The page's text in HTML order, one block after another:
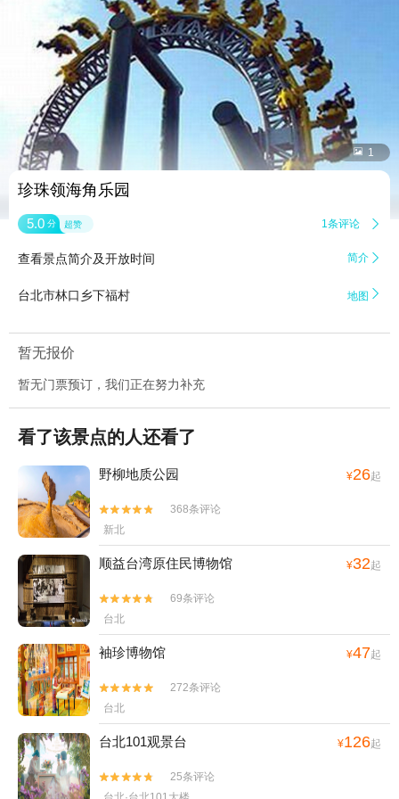
 1
珍珠领海角乐园
5.0 分 超赞 1条评论 
查看景点简介及开放时间 简介 
台北市林口乡下福村 地图 
暂无报价
暂无门票预订，我们正在努力补充
看了该景点的人还看了
野柳地质公园 ¥26起


368条评论
新北
顺益台湾原住民博物馆 ¥32起


69条评论
台北
袖珍博物馆 ¥47起


272条评论
台北
台北101观景台 ¥126起


25条评论